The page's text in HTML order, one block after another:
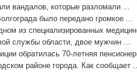
вандалов, которые разломали ...
было передано громкое ...
из специализированных
службы области, двое мужчин ...
обратилась 70-летняя
районе города. Как сообщает